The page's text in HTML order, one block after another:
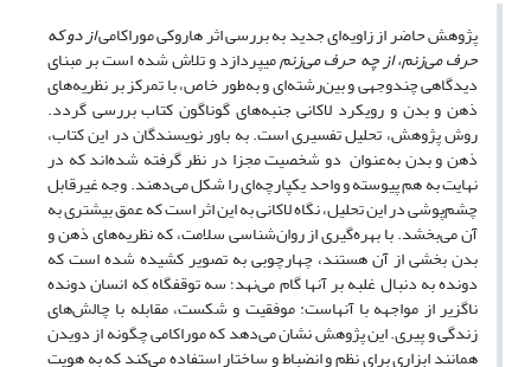
پژوهش حاضر از زاویه‌ای جدید به بررسی اثر هاروکی موراکامیاز دو که
حرف می‌زنم، از چه حرف می‌زنم می‎پردازد و تلاش شده است بر مبنای
دیدگاهی چندوجهی و بین‌رشته‌ای و به‌طور خاص، با تمرکز بر نظریه‌های
ذهن و بدن و رویکرد لاکانی جنبه‌های گوناگون کتاب بررسی گردد.
روش پژوهش، تحلیل تفسیری است. به باور نویسندگان در این کتاب،
ذهن و بدن به‌عنوان دو شخصیت مجزا در نظر گرفته شده‌اند که در
نهایت به هم پیوسته و واحد یکپارچه‌ای را شکل می‌دهند. وجه غیرقابل
چشم‌پوشی در این تحلیل، نگاه لاکانی به این اثر است که عمق بیشتری به
آن می‌بخشد. با بهره‌گیری از روان‌شناسی سلامت، که نظریه‌های ذهن و
بدن بخشی از آن هستند، چهارچوبی به تصویر کشیده شده است که
دونده به دنبال غلبه بر آنها گام می‌نهد؛ سه توقفگاه که انسان دونده
ناگزیر از مواجهه با آنهاست: موفقیت و شکست، مقابله با چالش‌های
زندگی و پیری. این پژوهش نشان می‌دهد که موراکامی چگونه از دویدن
همانند ابزاری برای نظم و انضباط و ساختار استفاده می‌کند که به هویت